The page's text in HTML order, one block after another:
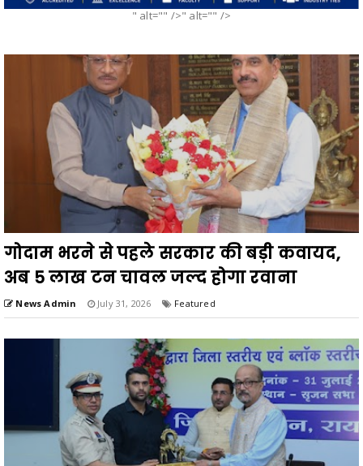
" alt="" />" alt="" />
गोदाम भरने से पहले सरकार की बड़ी कवायद,
अब 5 लाख टन चावल जल्द होगा रवाना
News Admin July 31, 2026 Featured